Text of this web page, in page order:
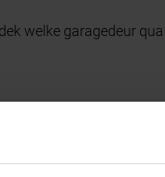
welke garagedeur